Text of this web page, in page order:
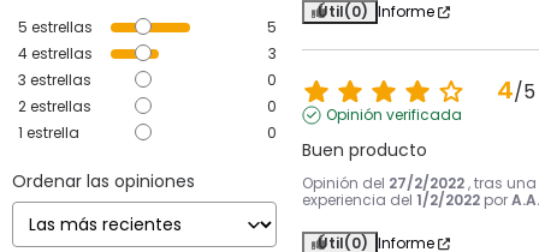
5 estrellas
5
4estrellas
3
3 estrellas
0
2estrellas
0
1 estrella 0
Ordenar las opiniones
Útil(0) Informe
4/5
Opinión verificada
Buen producto
Opinión del 27/2/2022 , tras una
experiencia del 1/2/2022 porA.A.
Útil(0) Informe